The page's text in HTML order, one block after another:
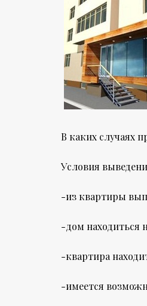
В каких случаях
Условия
-из квартиры
-дом находиться
-квартира
-имеется